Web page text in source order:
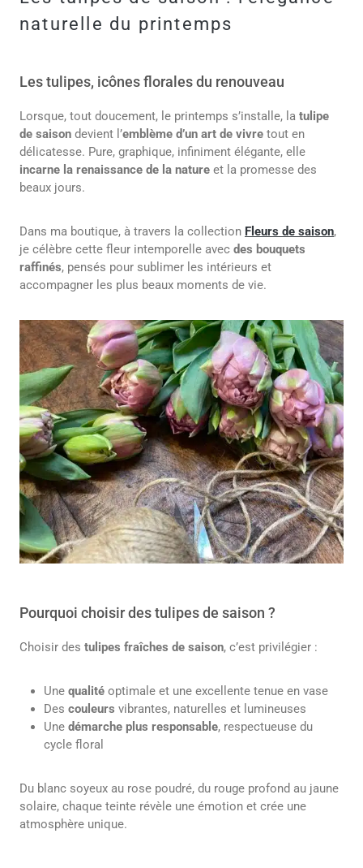
naturelle du printemps
Les tulipes, icônes florales du renouveau
Lorsque, tout doucement, le printemps s’installe, la tulipe
de saison devient l’emblème d’un art de vivre tout en
délicatesse. Pure, graphique, infiniment élégante, elle
incarne la renaissance de la nature et la promesse des
beaux jours.
Dans ma boutique, à travers la collection Fleurs de saison,
je célèbre cette fleur intemporelle avec des bouquets
raffinés, pensés pour sublimer les intérieurs et
accompagner les plus beaux moments de vie.
Pourquoi choisir des tulipes de saison ?
Choisir des tulipes fraîches de saison, c’est privilégier :
Une qualité optimale et une excellente tenue en vase
Des couleurs vibrantes, naturelles et lumineuses
Une démarche plus responsable, respectueuse du
cycle floral
Du blanc soyeux au rose poudré, du rouge profond au jaune
solaire, chaque teinte révèle une émotion et crée une
atmosphère unique.